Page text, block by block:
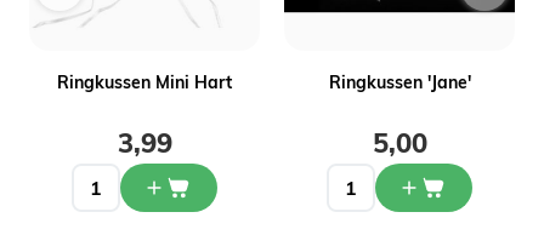
Ringkussen Mini Hart
3,99
Ringkussen 'Jane'
5,00